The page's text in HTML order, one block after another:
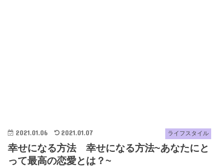
ライフスタイル
2021.01.06 2021.01.07
幸せになる方法 幸せになる方法~あなたにと
って最高の恋愛とは？~